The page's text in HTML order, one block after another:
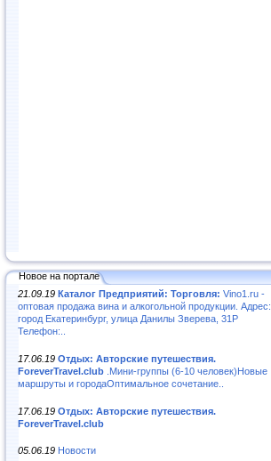
Новое на портале
21.09.19 Каталог Предприятий: Торговля: Vino1.ru -
оптовая продажа вина и алкогольной продукции. Адрес:
город Екатеринбург, улица Данилы Зверева, 31Р
Телефон:..
17.06.19 Отдых: Авторские путешествия.
ForeverTravel.club .Мини-группы (6-10 человек)Новые
маршруты и городаОптимальное сочетание..
17.06.19 Отдых: Авторские путешествия.
ForeverTravel.club
05.06.19 Новости